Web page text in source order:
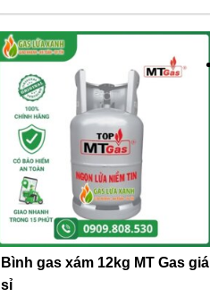
Bình gas xám 12kg MT Gas giá
sỉ